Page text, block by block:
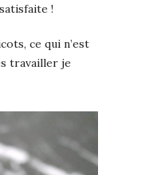
!
ce qui n’est
travailler je